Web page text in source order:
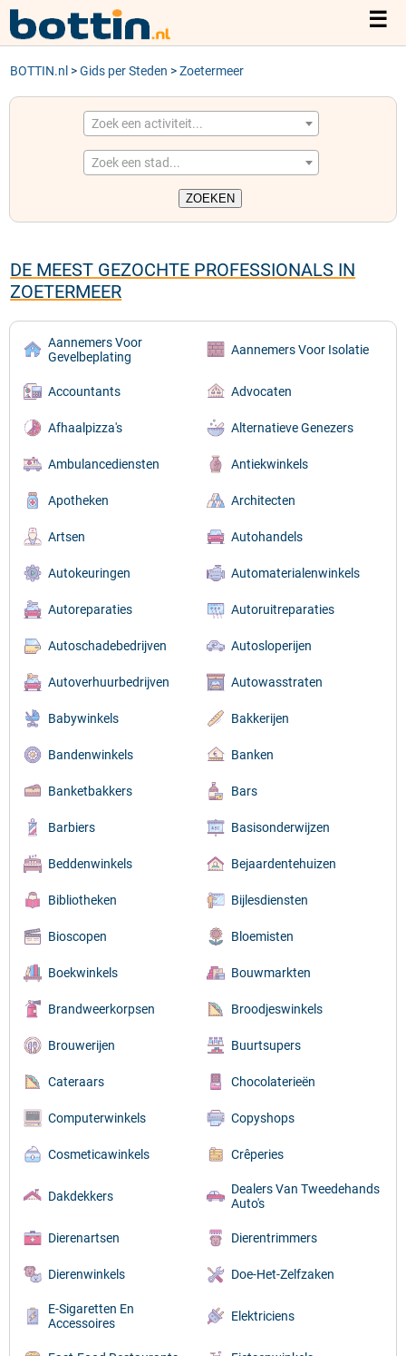
☰
TELEFOONGIDS
ACTIVITEITEN
BOTTIN.nl >Gids per Steden >Zoetermeer
Zoek een activiteit...
Zoek een stad...
DE MEEST GEZOCHTE PROFESSIONALS IN
ZOETERMEER
Aannemers Voor
Gevelbeplating
Aannemers Voor Isolatie
Accountants Advocaten
Afhaalpizza's Alternatieve Genezers
Ambulancediensten Antiekwinkels
Apotheken Architecten
Artsen Autohandels
Autokeuringen Automaterialenwinkels
Autoreparaties Autoruitreparaties
Autoschadebedrijven Autosloperijen
Autoverhuurbedrijven Autowasstraten
Babywinkels Bakkerijen
Bandenwinkels Banken
Banketbakkers Bars
Barbiers Basisonderwijzen
Beddenwinkels Bejaardentehuizen
Bibliotheken Bijlesdiensten
Bioscopen Bloemisten
Boekwinkels Bouwmarkten
Brandweerkorpsen Broodjeswinkels
Brouwerijen Buurtsupers
Cateraars Chocolaterieën
Computerwinkels Copyshops
Cosmeticawinkels Crêperies
Dakdekkers
Dealers Van Tweedehands
Auto's
Dierenartsen Dierentrimmers
Dierenwinkels Doe-Het-Zelfzaken
E-Sigaretten En
Accessoires
Elektriciens